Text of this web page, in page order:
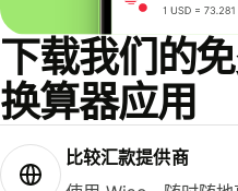
下载我们的
换算器应用
比较汇款提供商